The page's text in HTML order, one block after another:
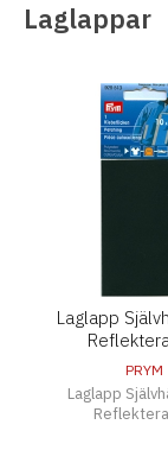
Laglappar
Laglapp
PRYM
Laglapp